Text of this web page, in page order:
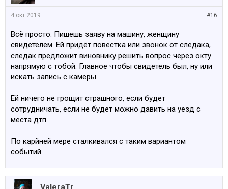
#16
4 окт 2019
Всё просто. Пишешь заяву на машину, женщину
свидетелем. Ей придёт повестка или звонок от следака,
следак предложит виновнику решить вопрос через окту
напрямую с тобой. Главное чтобы свидетель был, ну или
искать запись с камеры.
Ей ничего не грощит страшного, если будет
сотрудничать, если не будет можно давить на уезд с
места дтп.
По карйней мере сталкивался с таким вариантом
событий.